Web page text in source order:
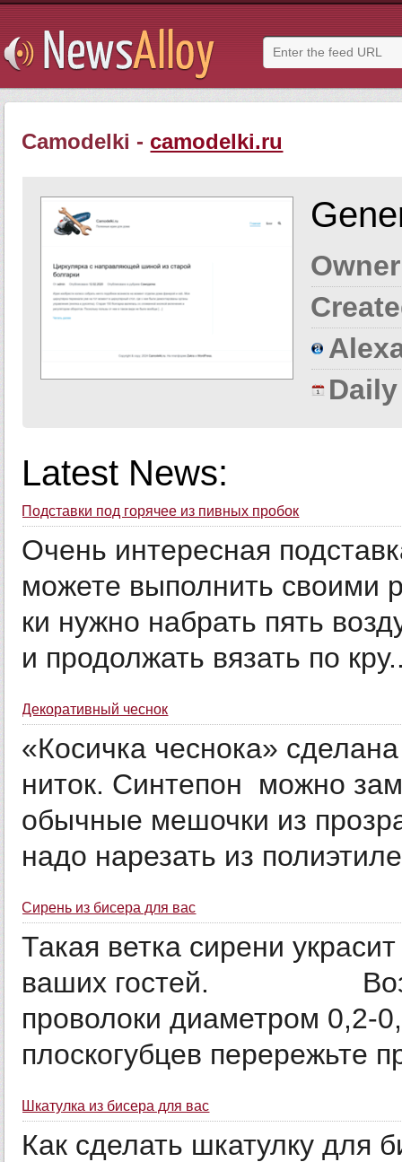
Camodelki - camodelki.ru
Latest News:
Подставки под горячее из пивных пробок
Очень интересная
можете выполнить своими
ки нужно набрать пять
и продолжать вязать по
Декоративный чеснок
«Косичка чесно­ка»
ниток. Синтепон можно
обычные мешочки из
надо нарезать из
Сирень из бисера для вас
Такая ветка сирени
ваших гостей.
проволоки диаметром
плоскогубцев перережьте
Шкатулка из бисера для вас
Как сделать шкатулку для